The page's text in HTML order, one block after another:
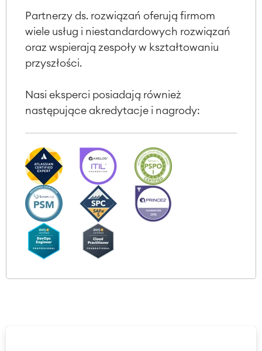
Partnerzy ds. rozwiązań oferują firmom
wiele usług i niestandardowych rozwiązań
oraz wspierają zespoły w kształtowaniu
przyszłości.
Nasi eksperci posiadają również
następujące akredytacje i nagrody: